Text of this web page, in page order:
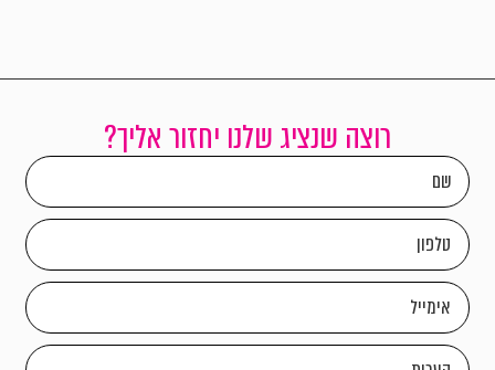
רוצה שנציג שלנו יחזור אליך?